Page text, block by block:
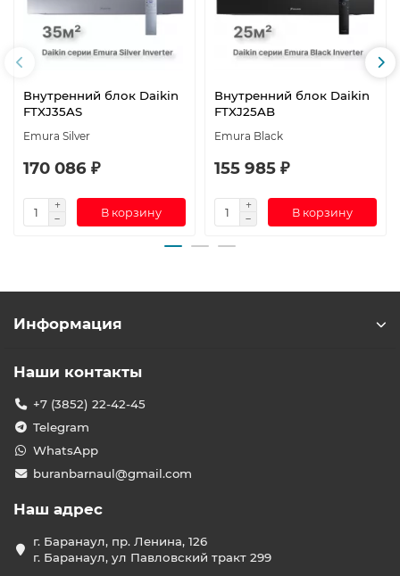
Внутренний блок Daikin
FTXJ35AS
Emura Silver
170 086 ₽
В корзину
Внутренний блок Daikin
FTXJ25AB
Emura Black
155 985 ₽
В корзину
Информация
Наши контакты
+7 (3852) 22-42-45
Telegram
WhatsApp
buranbarnaul@gmail.com
Наш адрес
г. Баранаул, пр. Ленина, 126
г. Баранаул, ул Павловский тракт 299